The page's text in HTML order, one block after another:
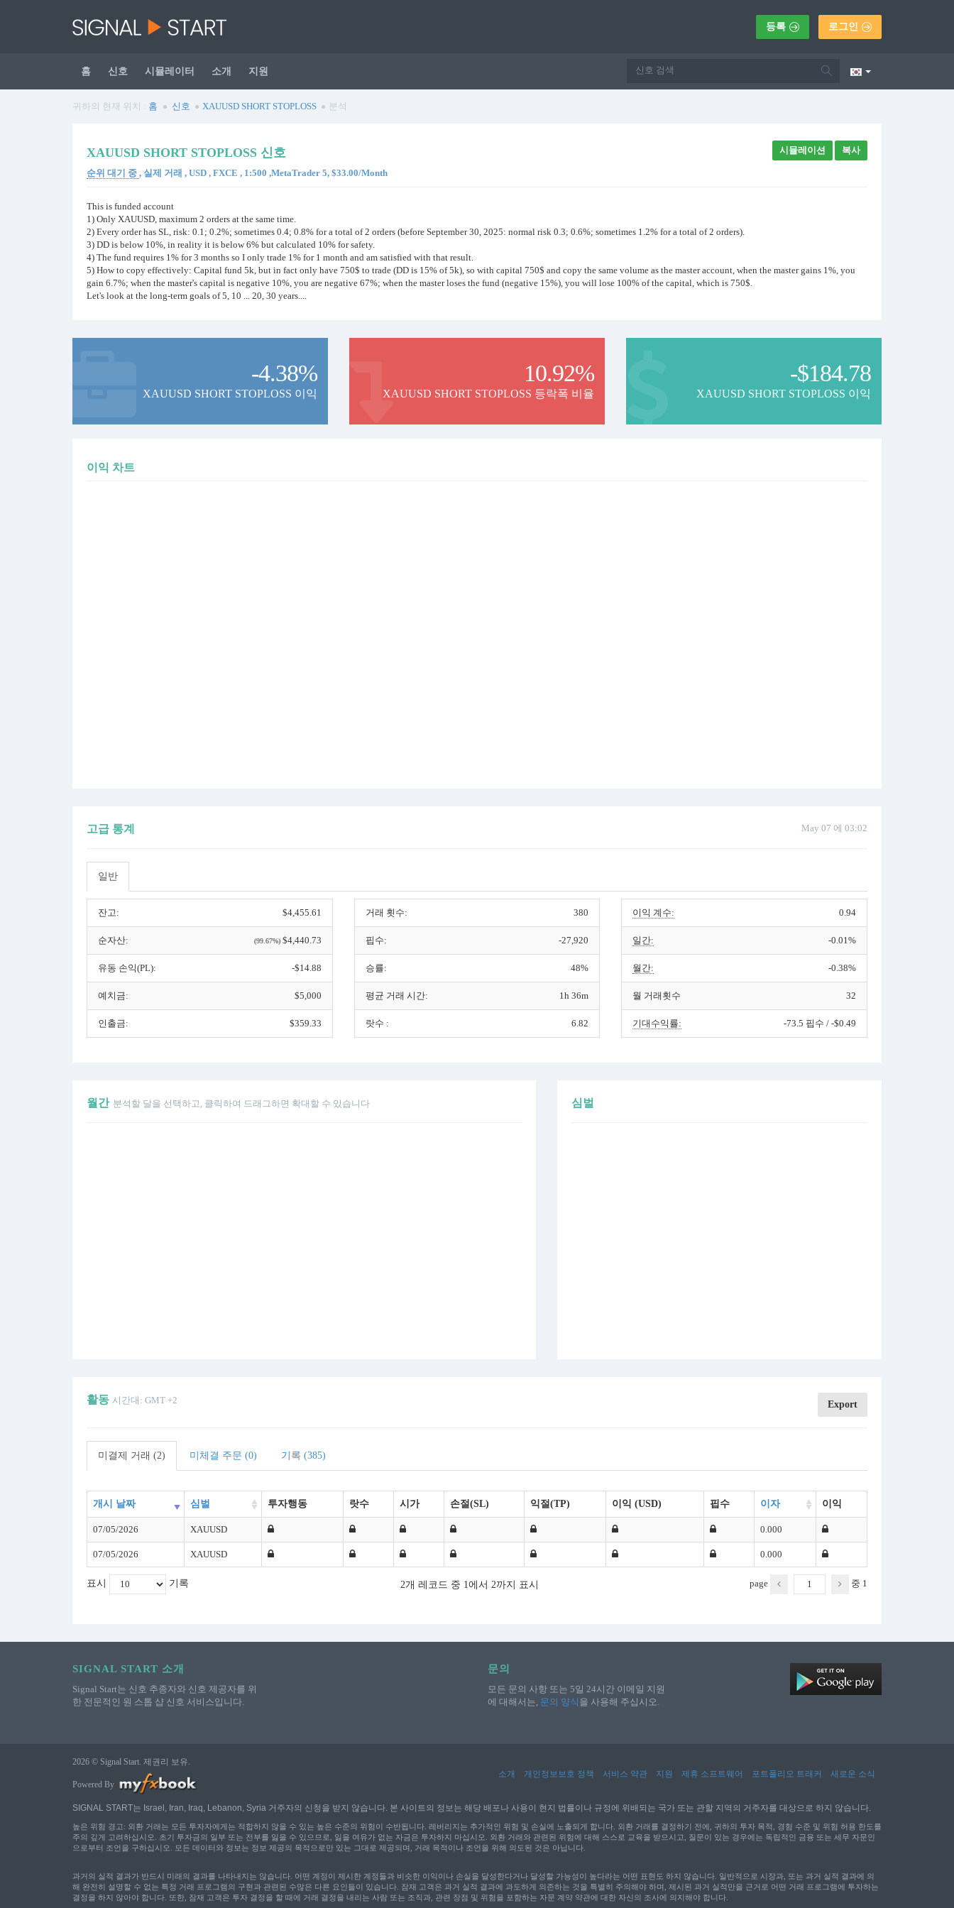
등록 로그인
홈 신호 시뮬레이터 소개 지원
귀하의 현재 위치 : 홈 신호 XAUUSD SHORT STOPLOSS 분석
XAUUSD SHORT STOPLOSS 신호
순위 대기 중 , 실제 거래 , USD , FXCE , 1:500 ,MetaTrader 5, $33.00/Month
시뮬레이션 복사
This is funded account
1) Only XAUUSD, maximum 2 orders at the same time.
2) Every order has SL, risk: 0.1; 0.2%; sometimes 0.4; 0.8% for a total of 2 orders (before September 30, 2025: normal risk 0.3; 0.6%; sometimes 1.2% for a total of 2 orders).
3) DD is below 10%, in reality it is below 6% but calculated 10% for safety.
4) The fund requires 1% for 3 months so I only trade 1% for 1 month and am satisfied with that result.
5) How to copy effectively: Capital fund 5k, but in fact only have 750$ to trade (DD is 15% of 5k), so with capital 750$ and copy the same volume as the master account, when the master gains 1%, you
gain 6.7%; when the master's capital is negative 10%, you are negative 67%; when the master loses the fund (negative 15%), you will lose 100% of the capital, which is 750$.
Let's look at the long-term goals of 5, 10 ... 20, 30 years....
-4.38%
XAUUSD SHORT STOPLOSS 이익
10.92%
XAUUSD SHORT STOPLOSS 등락폭 비율
-$184.78
XAUUSD SHORT STOPLOSS 이익
이익 차트
May 07 에 03:02
고급 통계
일반
잔고: $4,455.61
순자산: (99.67%)$4,440.73
유동 손익(PL): -$14.88
예치금: $5,000
인출금: $359.33
거래 횟수: 380
핍수: -27,920
승률: 48%
평균 거래 시간: 1h 36m
랏수 : 6.82
이익 계수: 0.94
일간: -0.01%
월간: -0.38%
월 거래횟수 32
기대수익률: -73.5 핍수 / -$0.49
월간 분석할 달을 선택하고, 클릭하여 드래그하면 확대할 수 있습니다 심벌
활동 시간대: GMT +2 Export
미결제 거래 (2) 미체결 주문 (0) 기록 (385)
개시 날짜 심벌 투자행동 랏수 시가 손절(SL) 익절(TP) 이익 (USD) 핍수 이자 이익
07/05/2026 XAUUSD 0.000
07/05/2026 XAUUSD 0.000
표시 기록 2개 레코드 중 1에서 2까지 표시 page 중 1
SIGNAL START 소개
Signal Start는 신호 추종자와 신호 제공자를 위
한 전문적인 원 스톱 샵 신호 서비스입니다.
문의
모든 문의 사항 또는 5일 24시간 이메일 지원
에 대해서는, 문의 양식 을 사용해 주십시오.
2026 © Signal Start. 제권리 보유.
소개
개인정보보호 정책 서비스 약관 지원 제휴 소프트웨어 포트폴리오 트래커
새로운 소식
Powered By
SIGNAL START는 Israel, Iran, Iraq, Lebanon, Syria 거주자의 신청을 받지 않습니다. 본 사이트의 정보는 해당 배포나 사용이 현지 법률이나 규정에 위배되는 국가 또는 관할 지역의 거주자를 대상으로 하지 않습니다.
높은 위험 경고: 외환 거래는 모든 투자자에게는 적합하지 않을 수 있는 높은 수준의 위험이 수반됩니다. 레버리지는 추가적인 위험 및 손실에 노출되게 합니다. 외환 거래를 결정하기 전에, 귀하의 투자 목적, 경험 수준 및 위험 허용 한도를
주의 깊게 고려하십시오. 초기 투자금의 일부 또는 전부를 잃을 수 있으므로, 잃을 여유가 없는 자금은 투자하지 마십시오. 외환 거래와 관련된 위험에 대해 스스로 교육을 받으시고, 질문이 있는 경우에는 독립적인 금융 또는 세무 자문인
으로부터 조언을 구하십시오. 모든 데이터와 정보는 정보 제공의 목적으로만 있는 그대로 제공되며, 거래 목적이나 조언을 위해 의도된 것은 아닙니다.
과거의 실적 결과가 반드시 미래의 결과를 나타내지는 않습니다. 어떤 계정이 제시한 계정들과 비슷한 이익이나 손실을 달성한다거나 달성할 가능성이 높다라는 어떤 표현도 하지 않습니다. 일반적으로 시장과, 또는 과거 실적 결과에 의
해 완전히 설명할 수 없는 특정 거래 프로그램의 구현과 관련된 수많은 다른 요인들이 있습니다. 잠재 고객은 과거 실적 결과에 과도하게 의존하는 것을 특별히 주의해야 하며, 제시된 과거 실적만을 근거로 어떤 거래 프로그램에 투자하는
결정을 하지 않아야 합니다. 또한, 잠재 고객은 투자 결정을 할 때에 거래 결정을 내리는 사람 또는 조직과, 관련 장점 및 위험을 포함하는 자문 계약 약관에 대한 자신의 조사에 의지해야 합니다.